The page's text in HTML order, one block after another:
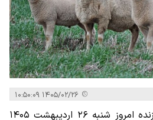
قیمت دام زنده امروز شنبه ۲۶ اردیبهشت ۱۴۰۵